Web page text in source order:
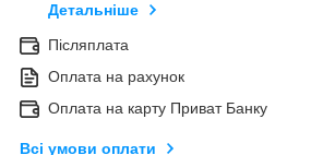
Детальніше
Післяплата
Оплата на рахунок
Оплата на карту Приват Банку
Всі умови оплати